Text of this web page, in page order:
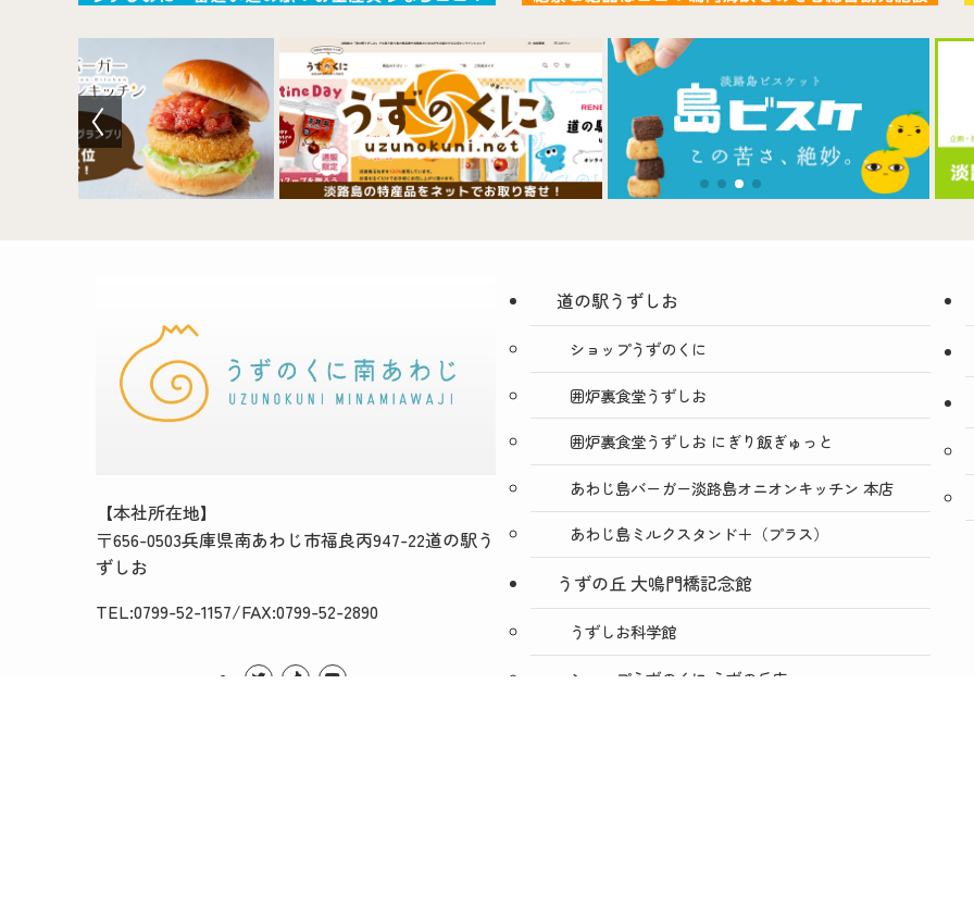
【本社所在地】
〒656-0503兵庫県南あわじ市福良丙947-22道の駅う
ずしお
TEL:0799-52-1157/FAX:0799-52-2890
道の駅うずしお
ショップうずのくに
囲炉裏食堂うずしお
囲炉裏食堂うずしお にぎり飯ぎゅっと
あわじ島バーガー淡路島オニオンキッチン 本店
あわじ島ミルクスタンド＋（プラス）
うずの丘 大鳴門橋記念館
うずしお科学館
ショップうずのくに うずの丘店